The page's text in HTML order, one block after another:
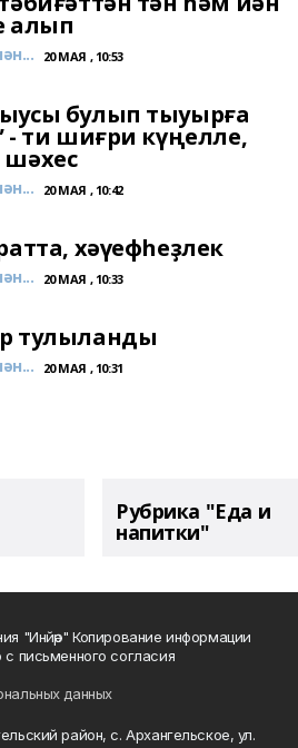
алып
20 МАЯ , 10:53
булып тыуырға
- ти шиғри күңелле,
20 МАЯ , 10:42
хәүефһеҙлек
20 МАЯ , 10:33
тулыланды
20 МАЯ , 10:31
Рубрика "Еда и
напитки"
"Инйәр" Копирование информации
письменного согласия
данных
район, с. Архангельское, ул.